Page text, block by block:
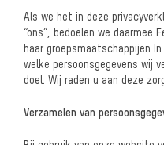
Als we het in deze
“ons”, bedoelen we daarmee
haar groepsmaatschappijen
welke persoonsgegevens wij
doel. Wij raden u aan deze
Verzamelen van